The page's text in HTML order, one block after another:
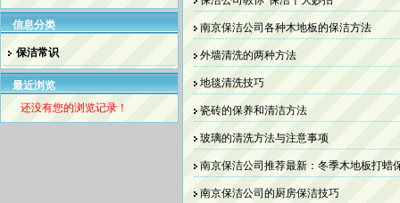
信息分类
保洁常识
最近浏览
还没有您的浏览记录！
南京保洁公司各种木地板的保洁方法
外墙清洗的两种方法
地毯清洗技巧
瓷砖的保养和清洁方法
玻璃的清洗方法与注意事项
南京保洁公司推荐最新：冬季木地板打蜡
南京保洁公司的厨房保洁技巧